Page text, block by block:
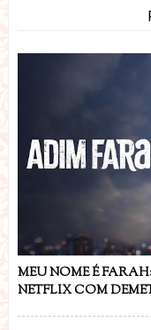
MEU NOME É
NETFLIX COM